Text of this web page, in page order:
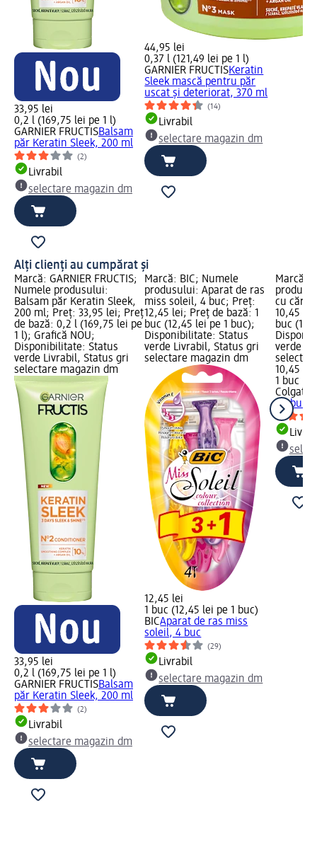
33,95 lei
0,2 l (169,75 lei pe 1 l)
GARNIER FRUCTISBalsam
păr Keratin Sleek, 200 ml
(2)
Livrabil
selectare magazin dm
44,95 lei
0,37 l (121,49 lei pe 1 l)
GARNIER FRUCTISKeratin
Sleek mască pentru păr
uscat și deteriorat, 370 ml
(14)
Livrabil
selectare magazin dm
Alți clienți au cumpărat și
Marcă: GARNIER FRUCTIS;
Numele produsului:
Balsam păr Keratin Sleek,
200 ml; Preț: 33,95 lei; Preț
de bază: 0,2 l (169,75 lei pe
1 l); Grafică NOU;
Disponibilitate: Status
verde Livrabil, Status gri
selectare magazin dm
33,95 lei
0,2 l (169,75 lei pe 1 l)
GARNIER FRUCTISBalsam
păr Keratin Sleek, 200 ml
(2)
Livrabil
selectare magazin dm
Marcă: BIC; Numele
produsului: Aparat de ras
miss soleil, 4 buc; Preț:
12,45 lei; Preț de bază: 1
buc (12,45 lei pe 1 buc);
Disponibilitate: Status
verde Livrabil, Status gri
selectare magazin dm
12,45 lei
1 buc (12,45 lei pe 1 buc)
BICAparat de ras miss
soleil, 4 buc
(29)
Livrabil
selectare magazin dm
Marcă:
cu
10,45
buc
verde
10,45 lei
1 buc
Colgate